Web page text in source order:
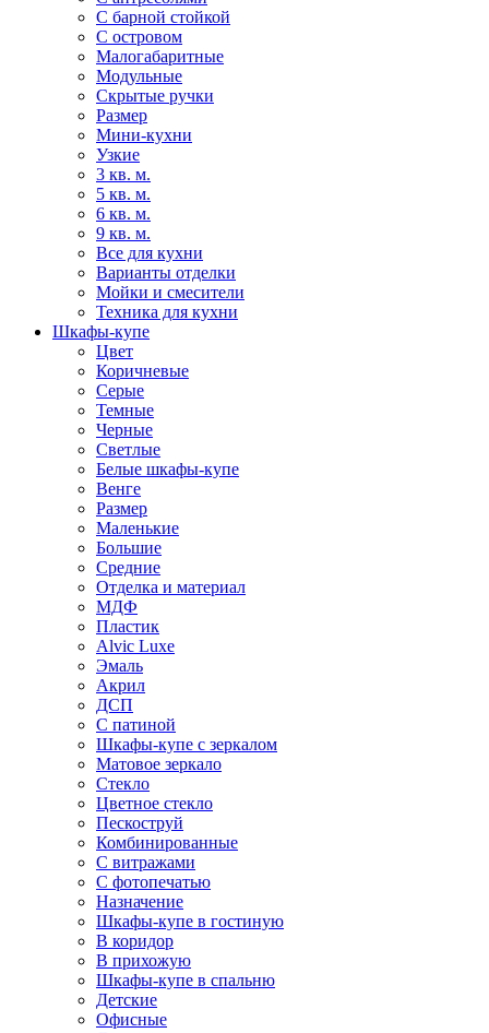
С барной стойкой
С островом
Малогабаритные
Модульные
Скрытые ручки
Размер
Мини-кухни
Узкие
3 кв. м.
5 кв. м.
6 кв. м.
9 кв. м.
Все для кухни
Варианты отделки
Мойки и смесители
Техника для кухни
Шкафы-купе
Цвет
Коричневые
Серые
Темные
Черные
Светлые
Белые шкафы-купе
Венге
Размер
Маленькие
Большие
Средние
Отделка и материал
МДФ
Пластик
Alvic Luxe
Эмаль
Акрил
ДСП
С патиной
Шкафы-купе с зеркалом
Матовое зеркало
Стекло
Цветное стекло
Пескоструй
Комбинированные
С витражами
С фотопечатью
Назначение
Шкафы-купе в гостиную
В коридор
В прихожую
Шкафы-купе в спальню
Детские
Офисные